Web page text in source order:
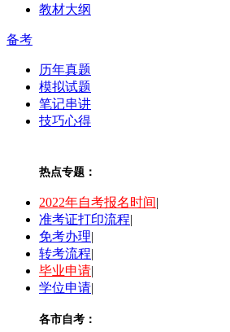
教材大纲
备考
历年真题
模拟试题
笔记串讲
技巧心得
热点专题：
2022年自考报名时间|
准考证打印流程|
免考办理|
转考流程|
毕业申请|
学位申请|
各市自考：